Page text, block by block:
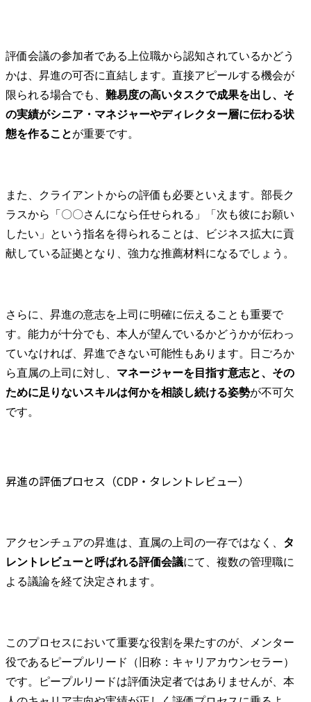
評価会議の参加者である上位職から認知されているかどう
かは、昇進の可否に直結します。直接アピールする機会が
限られる場合でも、 難易度の高いタスクで成果を出し、そ
の実績がシニア・マネジャーやディレクター層に伝わる状
態を作ることが重要です。
また、クライアントからの評価も必要といえます。部長ク
ラスから「〇〇さんになら任せられる」「次も彼にお願い
したい」という指名を得られることは、ビジネス拡大に貢
献している証拠となり、強力な推薦材料になるでしょう。
さらに、昇進の意志を上司に明確に伝えることも重要で
す。能力が十分でも、本人が望んでいるかどうかが伝わっ
ていなければ、昇進できない可能性もあります。日ごろか
ら直属の上司に対し、 マネージャーを目指す意志と、その
ために足りないスキルは何かを相談し続ける姿勢が不可欠
です。
昇進の評価プロセス（CDP・タレントレビュー）
アクセンチュアの昇進は、直属の上司の一存ではなく、 タ
レントレビューと呼ばれる評価会議にて、複数の管理職に
よる議論を経て決定されます。
このプロセスにおいて重要な役割を果たすのが、メンター
役であるピープルリード（旧称：キャリアカウンセラー）
です。ピープルリードは評価決定者ではありませんが、本